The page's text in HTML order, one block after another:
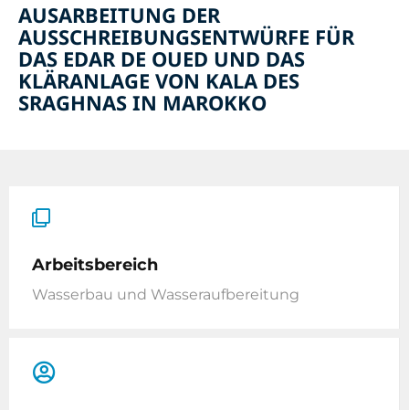
AUSARBEITUNG DER
AUSSCHREIBUNGSENTWÜRFE FÜR
DAS EDAR DE OUED UND DAS
KLÄRANLAGE VON KALA DES
SRAGHNAS IN MAROKKO
Arbeitsbereich
Wasserbau und Wasseraufbereitung